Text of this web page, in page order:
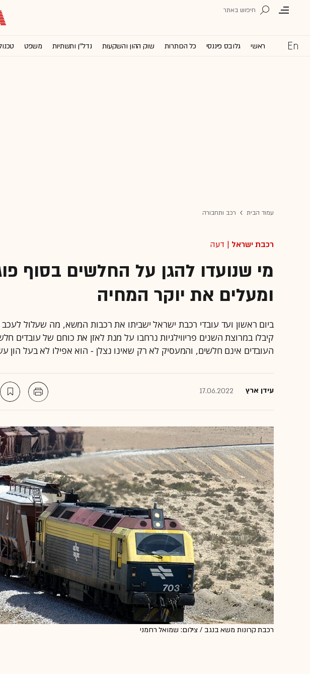
ראשי גלובס פיננסי כל הכותרות שוק ההון והשקעות נדל''ן ותשתיות משפט
עמוד הבית רכב ותחבורה
רכבת ישראל | דעה
מי שנועדו להגן על החלשים בסוף
ומעלים את יוקר המחיה
ביום ראשון ועד עובדי רכבת ישראל ישביתו את רכבות המשא, מה שעלול
קיבלו במרוצת השנים פריווילגיות נרחבו על מנת לאזן את כוחם של עובדים
העובדים אינם חלשים, והמעסיק לא רק שאינו נצלן - הוא אפילו לא בעל הון
עידן ארץ 17.06.2022
רכבת קרונות משא בנגב / צילום: שמואל רחמני